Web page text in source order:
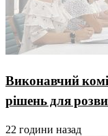
Виконавчий
рішень для
22 години назад